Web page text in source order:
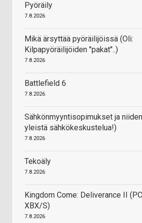
Pyöräily
7.8.2026
Mikä ärsyttää pyöräilijöissä (Oli:
Kilpapyöräilijöiden "pakat"..)
7.8.2026
Battlefield 6
7.8.2026
Sähkönmyyntisopimukset ja niiden
yleistä sähkökeskustelua!)
7.8.2026
Tekoäly
7.8.2026
Kingdom Come: Deliverance II
XBX/S)
7.8.2026